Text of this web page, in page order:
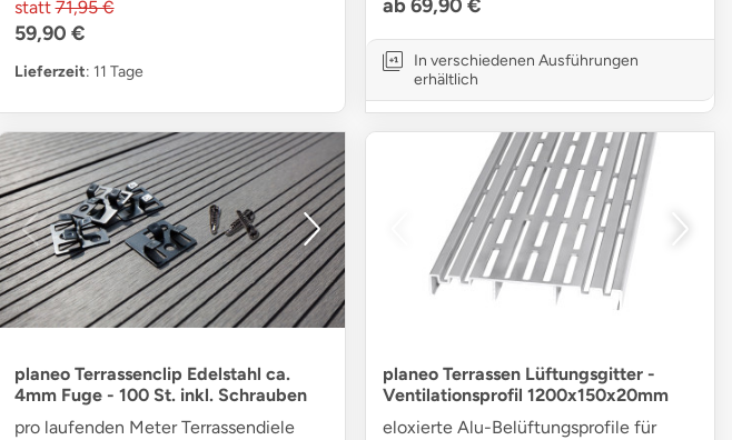
statt 71,95 €
59,90 €
Lieferzeit: 11 Tage
ab 69,90 €
In verschiedenen Ausführungen
erhältlich
planeo Terrassenclip Edelstahl ca.
4mm Fuge - 100 St. inkl. Schrauben
pro laufenden Meter Terrassendiele
planeo Terrassen Lüftungsgitter -
Ventilationsprofil 1200x150x20mm
eloxierte Alu-Belüftungsprofile für